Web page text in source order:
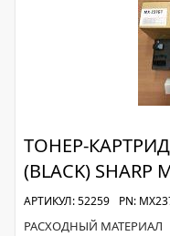
ТОНЕР-
(BLACK) SHARP
АРТИКУЛ: 52259 PN:
РАСХОДНЫЙ МАТЕРИАЛ